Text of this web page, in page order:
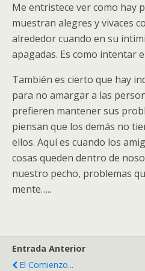
Me entristece ver como hay
muestran alegres y vivaces
alrededor cuando en su
apagadas. Es como intentar
También es cierto que hay
para no amargar a las
prefieren mantener sus
piensan que los demás no
ellos. Aquí es cuando los
cosas queden dentro de
nuestro pecho, problemas
mente…..
Entrada Anterior
El Comienzo...